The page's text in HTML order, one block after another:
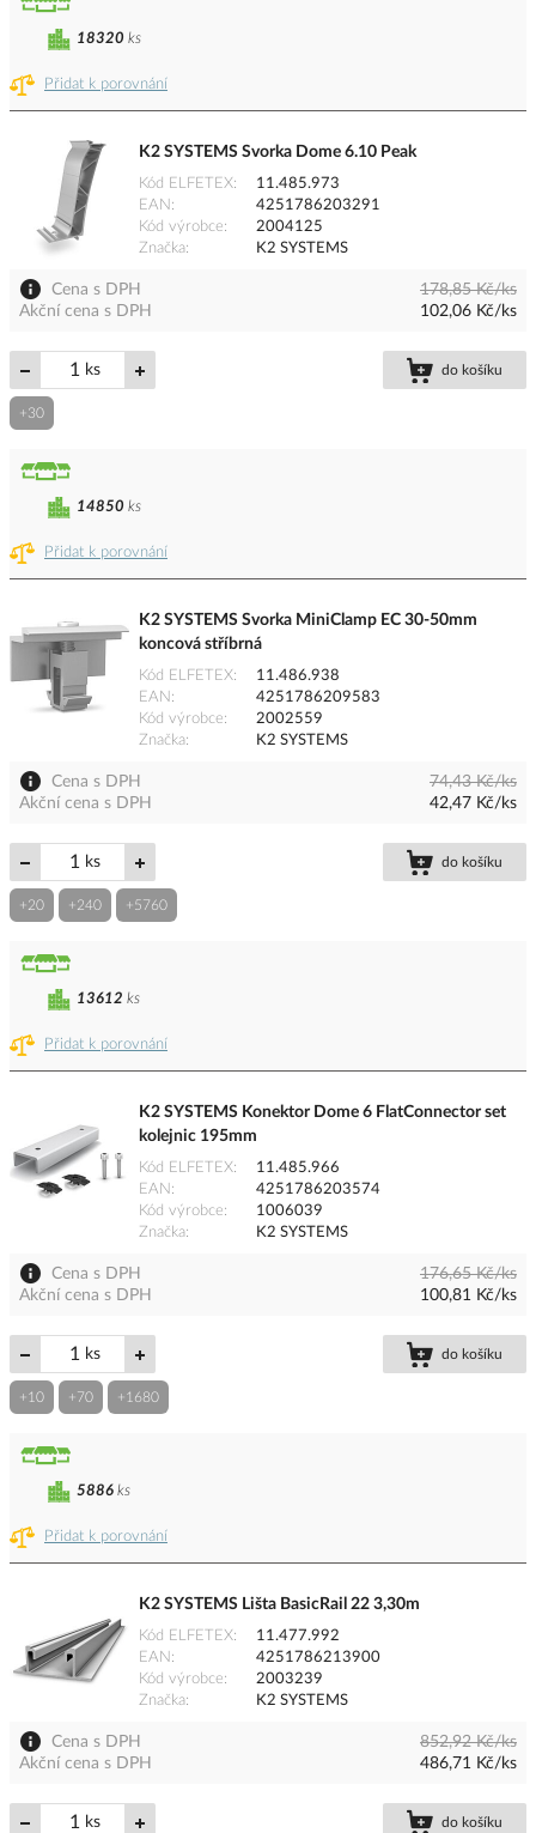
Přidat k porovnání
18320 ks
K2 SYSTEMS Svorka Dome 6.10 Peak
Kód ELFETEX
11.485.973
EAN
4251786203291
Kód výrobce
2004125
Značka
K2 SYSTEMS
Cena s DPH
178,85 Kč/ks
Akční cena s DPH
102,06 Kč/ks
ks do košíku
+30
Přidat k porovnání
14850 ks
K2 SYSTEMS Svorka MiniClamp EC 30-50mm
koncová stříbrná
Kód ELFETEX
11.486.938
EAN
4251786209583
Kód výrobce
2002559
Značka
K2 SYSTEMS
Cena s DPH
74,43 Kč/ks
Akční cena s DPH
42,47 Kč/ks
ks do košíku
+20 +240 +5760
Přidat k porovnání
13612 ks
K2 SYSTEMS Konektor Dome 6 FlatConnector set
kolejnic 195mm
Kód ELFETEX
11.485.966
EAN
4251786203574
Kód výrobce
1006039
Značka
K2 SYSTEMS
Cena s DPH
176,65 Kč/ks
Akční cena s DPH
100,81 Kč/ks
ks do košíku
+10 +70 +1680
Přidat k porovnání
5886 ks
K2 SYSTEMS Lišta BasicRail 22 3,30m
Kód ELFETEX
11.477.992
EAN
4251786213900
Kód výrobce
2003239
Značka
K2 SYSTEMS
Cena s DPH
852,92 Kč/ks
Akční cena s DPH
486,71 Kč/ks
ks do košíku